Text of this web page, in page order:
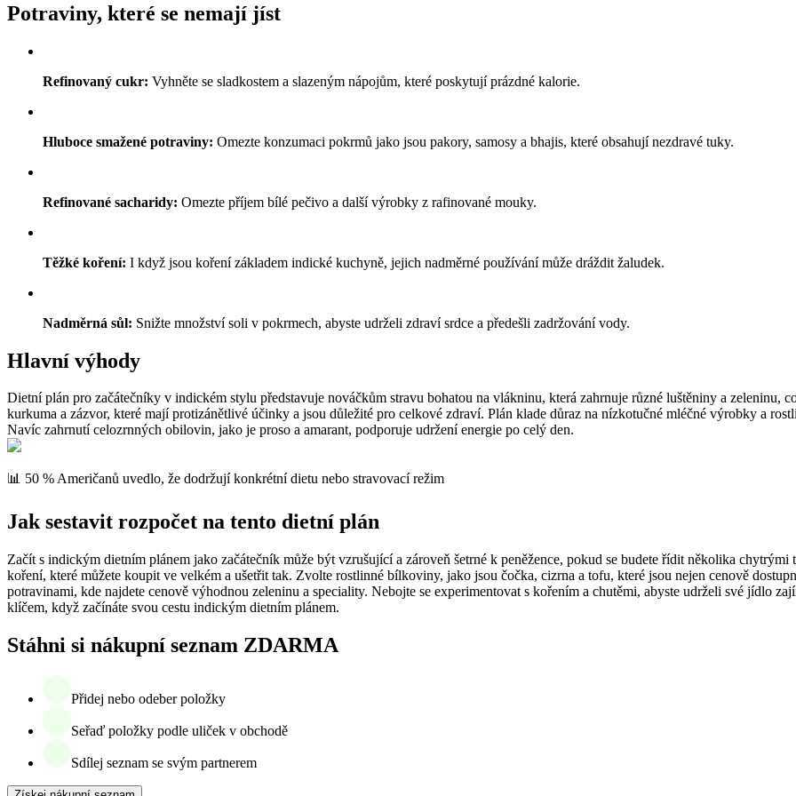
Potraviny, které se nemají jíst
Refinovaný cukr: Vyhněte se sladkostem a slazeným nápojům, které poskytují prázdné kalorie.
Hluboce smažené potraviny: Omezte konzumaci pokrmů jako jsou pakory, samosy a bhajis, které obsahují nezdravé tuky.
Refinované sacharidy: Omezte příjem bílé pečivo a další výrobky z rafinované mouky.
Těžké koření: I když jsou koření základem indické kuchyně, jejich nadměrné používání může dráždit žaludek.
Nadměrná sůl: Snižte množství soli v pokrmech, abyste udrželi zdraví srdce a předešli zadržování vody.
Hlavní výhody
Dietní plán pro začátečníky v indickém stylu představuje nováčkům stravu bohatou na vlákninu, která zahrnuje různé luštěniny a zeleninu,
kurkuma a zázvor, které mají protizánětlivé účinky a jsou důležité pro celkové zdraví. Plán klade důraz na nízkotučné mléčné výrobky a
Navíc zahrnutí celozrnných obilovin, jako je proso a amarant, podporuje udržení energie po celý den.
📊 50 % Američanů uvedlo, že dodržují konkrétní dietu nebo stravovací režim
Jak sestavit rozpočet na tento dietní plán
Začít s indickým dietním plánem jako začátečník může být vzrušující a zároveň šetrné k peněžence, pokud se budete řídit několika
koření, které můžete koupit ve velkém a ušetřit tak. Zvolte rostlinné bílkoviny, jako jsou čočka, cizrna a tofu, které jsou nejen cenově
potravinami, kde najdete cenově výhodnou zeleninu a speciality. Nebojte se experimentovat s kořením a chutěmi, abyste udrželi své jídlo
klíčem, když začínáte svou cestu indickým dietním plánem.
Stáhni si nákupní seznam ZDARMA
Přidej nebo odeber položky
Seřaď položky podle uliček v obchodě
Sdílej seznam se svým partnerem